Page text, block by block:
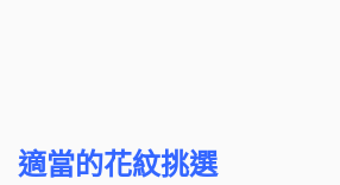
適當的花紋挑選